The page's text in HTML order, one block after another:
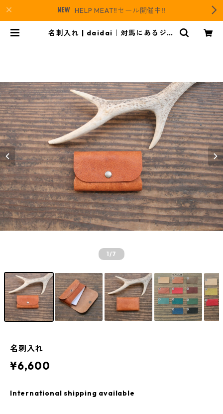
HELP MEAT‼️セール開催中‼️
名刺入れ | daidai｜対馬にあるジビ
1/7
名刺入れ
¥6,600
International shipping available